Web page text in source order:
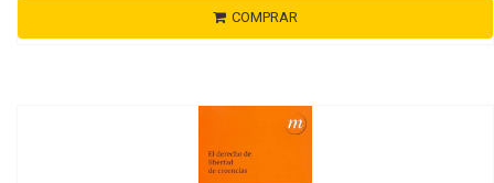
COMPRAR